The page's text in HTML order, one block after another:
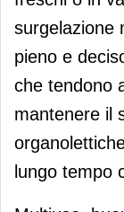
surgelazione
pieno e
che tendono
mantenere il
lungo tempo